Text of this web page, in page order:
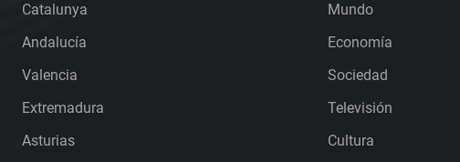
Catalunya
Andalucía
Valencia
Extremadura
Asturias
Mundo
Economía
Sociedad
Televisión
Cultura